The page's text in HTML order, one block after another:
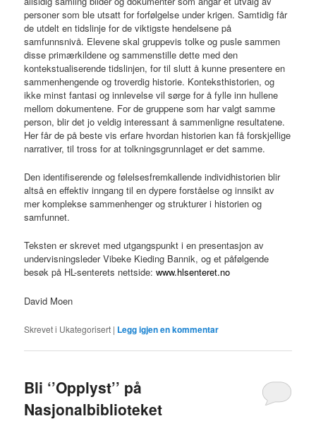
personer som ble utsatt for forfølgelse under krigen. Samtidig får
de utdelt en tidslinje for de viktigste hendelsene på
samfunnsnivå. Elevene skal gruppevis tolke og pusle sammen
disse primærkildene og sammenstille dette med den
kontekstualiserende tidslinjen, for til slutt å kunne presentere en
sammenhengende og troverdig historie. Konteksthistorien, og
ikke minst fantasi og innlevelse vil sørge for å fylle inn hullene
mellom dokumentene. For de gruppene som har valgt samme
person, blir det jo veldig interessant å sammenligne resultatene.
Her får de på beste vis erfare hvordan historien kan få forskjellige
narrativer, til tross for at tolkningsgrunnlaget er det samme.
Den identifiserende og følelsesfremkallende individhistorien blir
altså en effektiv inngang til en dypere forståelse og innsikt av
mer komplekse sammenhenger og strukturer i historien og
samfunnet.
Teksten er skrevet med utgangspunkt i en presentasjon av
undervisningsleder Vibeke Kieding Bannik, og et påfølgende
besøk på HL-senterets nettside:www.hlsenteret.no
David Moen
Skrevet i Ukategorisert | Legg igjen en kommentar
Bli ‘’Opplyst’’ på
Nasjonalbiblioteket